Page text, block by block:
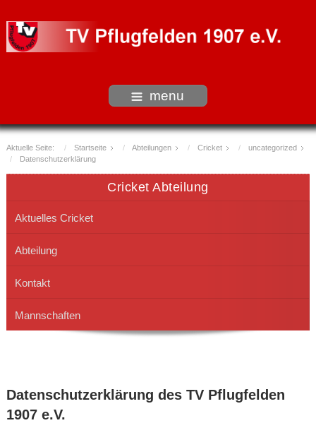
menu
Aktuelle Seite: Startseite Abteilungen Cricket
uncategorized
Datenschutzerklärung
Cricket Abteilung
Aktuelles Cricket
Abteilung
Kontakt
Mannschaften
Datenschutzerklärung des TV Pflugfelden
1907 e.V.